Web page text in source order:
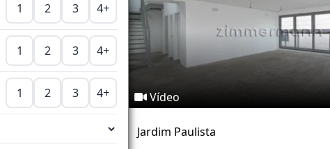
1 2 3 4+
1 2 3 4+
1 2 3 4+ Vídeo
Jardim Paulista